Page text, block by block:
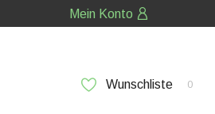
Mein Konto
Wunschliste 0